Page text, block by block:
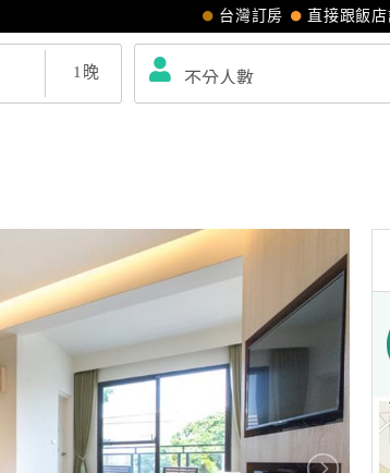
直接跟飯
台灣訂房
1 晚